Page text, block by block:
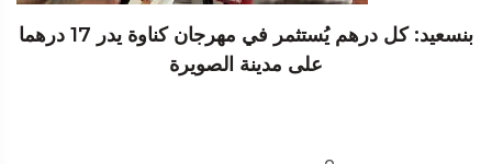
بنسعيد: كل درهم يُستثمر في مهرجان كناوة يدر 17 درهما
على مدينة الصويرة